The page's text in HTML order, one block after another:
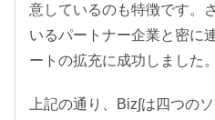
意しているのも特徴です。
いるパートナー企業と密に
ートの拡充に成功しました。
上記の通り、Biz∫は四つの